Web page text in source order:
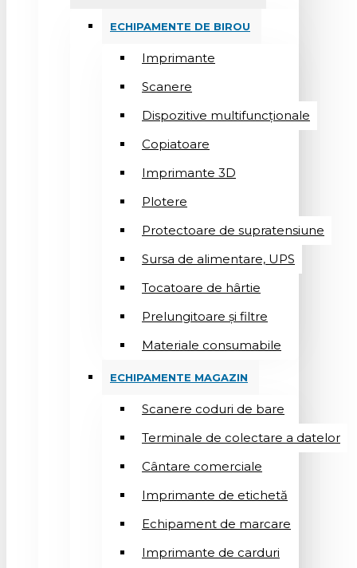
ECHIPAMENTE DE BIROU
Imprimante
Scanere
Dispozitive multifuncționale
Copiatoare
Imprimante 3D
Plotere
Protectoare de supratensiune
Sursa de alimentare, UPS
Tocatoare de hârtie
Prelungitoare și filtre
Materiale consumabile
ECHIPAMENTE MAGAZIN
Scanere coduri de bare
Terminale de colectare a datelor
Cântare comerciale
Imprimante de etichetă
Echipament de marcare
Imprimante de carduri